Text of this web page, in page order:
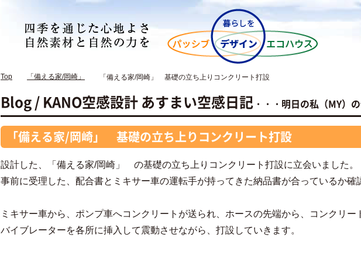
Top 「備える家/岡崎」 「備える家/岡崎」 基礎の立ち上りコンクリート打設
Blog / KANO空感設計 あすまい空感日記 ・・・明日の私（MY）
「備える家/岡崎」 基礎の立ち上りコンクリート打設
設計した、「備える家/岡崎」 の基礎の立ち上りコンクリート打設に立会いました。
事前に受理した、配合書とミキサー車の運転手が持ってきた納品書が合っているか確
ミキサー車から、ポンプ車へコンクリートが送られ、ホースの先端から、コンクリー
バイブレーターを各所に挿入して震動させながら、打設していきます。